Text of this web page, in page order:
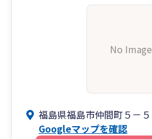
No Image
福島県福島市仲間町５－５
Googleマップを確認